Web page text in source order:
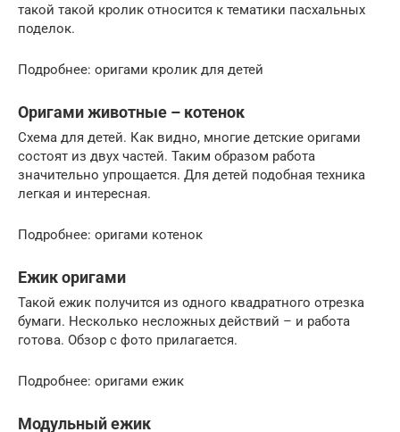
такой такой кролик относится к тематики пасхальных
поделок.
Подробнее: оригами кролик для детей
Оригами животные – котенок
Схема для детей. Как видно, многие детские оригами
состоят из двух частей. Таким образом работа
значительно упрощается. Для детей подобная техника
легкая и интересная.
Подробнее: оригами котенок
Ежик оригами
Такой ежик получится из одного квадратного отрезка
бумаги. Несколько несложных действий – и работа
готова. Обзор с фото прилагается.
Подробнее: оригами ежик
Модульный ежик